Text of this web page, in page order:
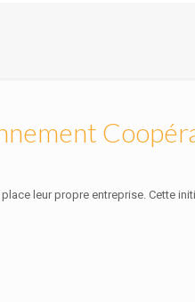
leur propre entreprise. Cette